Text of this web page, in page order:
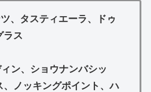
、タスティエーラ、ドゥ
ラス
ン、ショウナンバシッ
、ノッキングポイント、ハ